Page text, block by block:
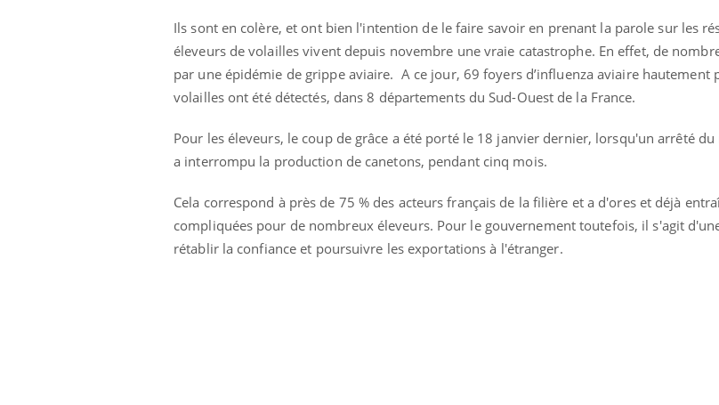
Ils sont en colère, et ont bien l'intention de le faire savoir en prenant la parole sur les
éleveurs de volailles vivent depuis novembre une vraie catastrophe. En effet, de
par une épidémie de grippe aviaire. A ce jour, 69 foyers d’influenza aviaire hautement
volailles ont été détectés, dans 8 départements du Sud-Ouest de la France.
Pour les éleveurs, le coup de grâce a été porté le 18 janvier dernier, lorsqu'un arrêté
a interrompu la production de canetons, pendant cinq mois.
Cela correspond à près de 75 % des acteurs français de la filière et a d'ores et déjà
compliquées pour de nombreux éleveurs. Pour le gouvernement toutefois, il s'agit
rétablir la confiance et poursuivre les exportations à l'étranger.